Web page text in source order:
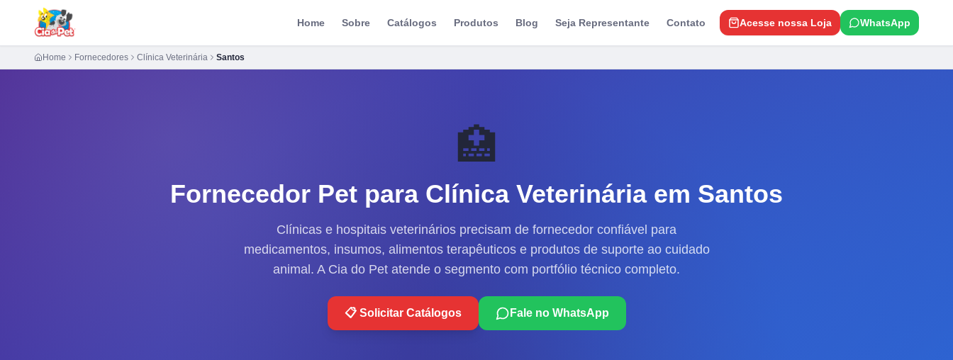
Home Sobre Catálogos Produtos Blog Seja Representante Contato Acesse nossa Loja WhatsApp
Home Fornecedores Clínica Veterinária Santos
🏥
Fornecedor Pet para Clínica Veterináriaem Santos
Clínicas e hospitais veterinários precisam de fornecedor confiável para
medicamentos, insumos, alimentos terapêuticos e produtos de suporte ao cuidado
animal. A Cia do Pet atende o segmento com portfólio técnico completo.
📋 Solicitar Catálogos Fale no WhatsApp